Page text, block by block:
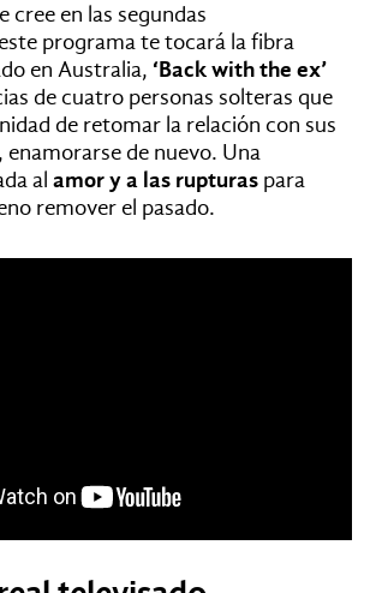
cree en las segundas
programa te tocará la fibra
en Australia, ‘Back with the ex’
de cuatro personas solteras que
de retomar la relación con sus
enamorarse de nuevo. Una
al amor y a las rupturas para
remover el pasado.